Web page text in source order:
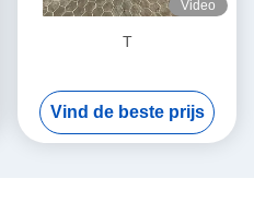
Video
T
Vind de beste prijs